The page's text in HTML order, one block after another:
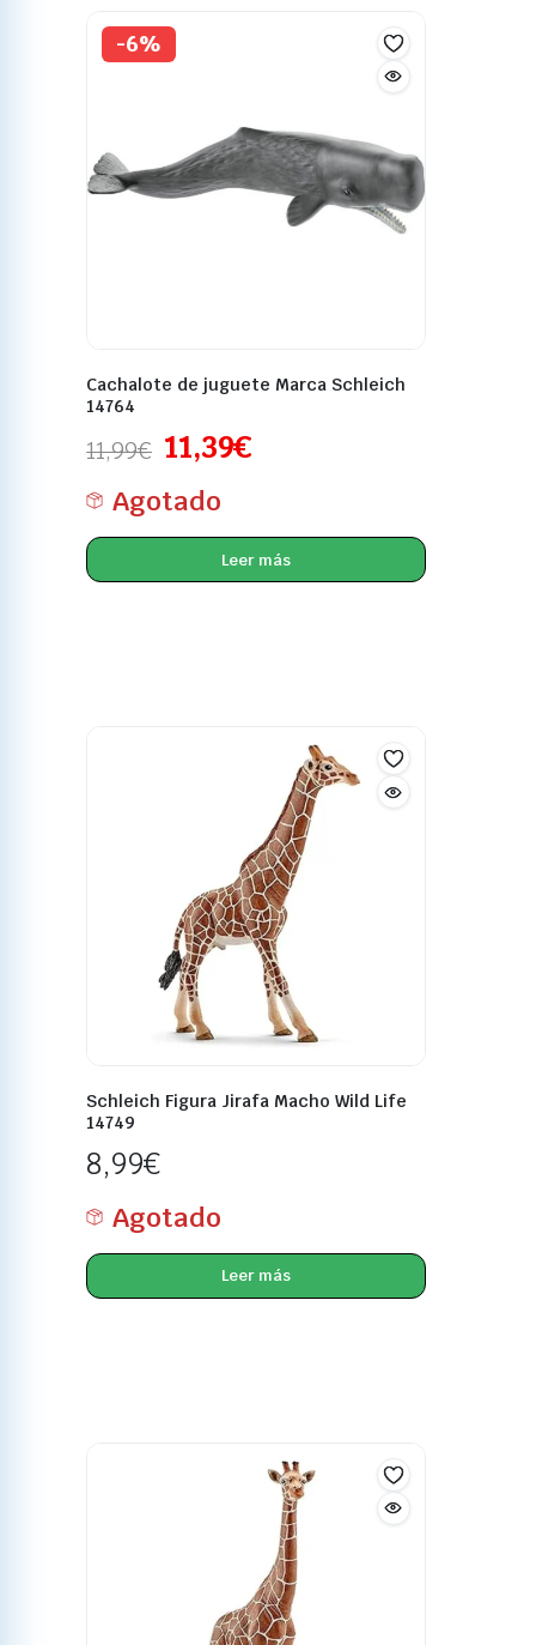
-6%
Cachalote de juguete Marca Schleich
14764
11,99€ 11,39€
Agotado
Leer más
Schleich Figura Jirafa Macho Wild Life
14749
8,99€
Agotado
Leer más